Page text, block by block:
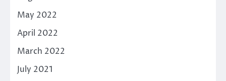
May 2022
April 2022
March 2022
July 2021